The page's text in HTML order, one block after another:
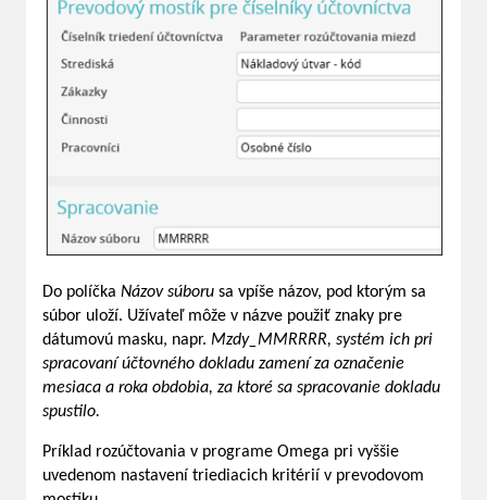
Do políčka Názov súboru sa vpíše názov, pod ktorým sa
súbor uloží. Užívateľ môže v názve použiť znaky pre
dátumovú masku, napr. Mzdy_MMRRRR, systém ich pri
spracovaní účtovného dokladu zamení za označenie
mesiaca a roka obdobia, za ktoré sa spracovanie dokladu
spustilo.
Príklad rozúčtovania v programe Omega pri vyššie
uvedenom nastavení triediacich kritérií v prevodovom